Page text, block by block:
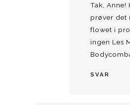
Tak,
prøver det
flowet i
ingen Les
SVAR